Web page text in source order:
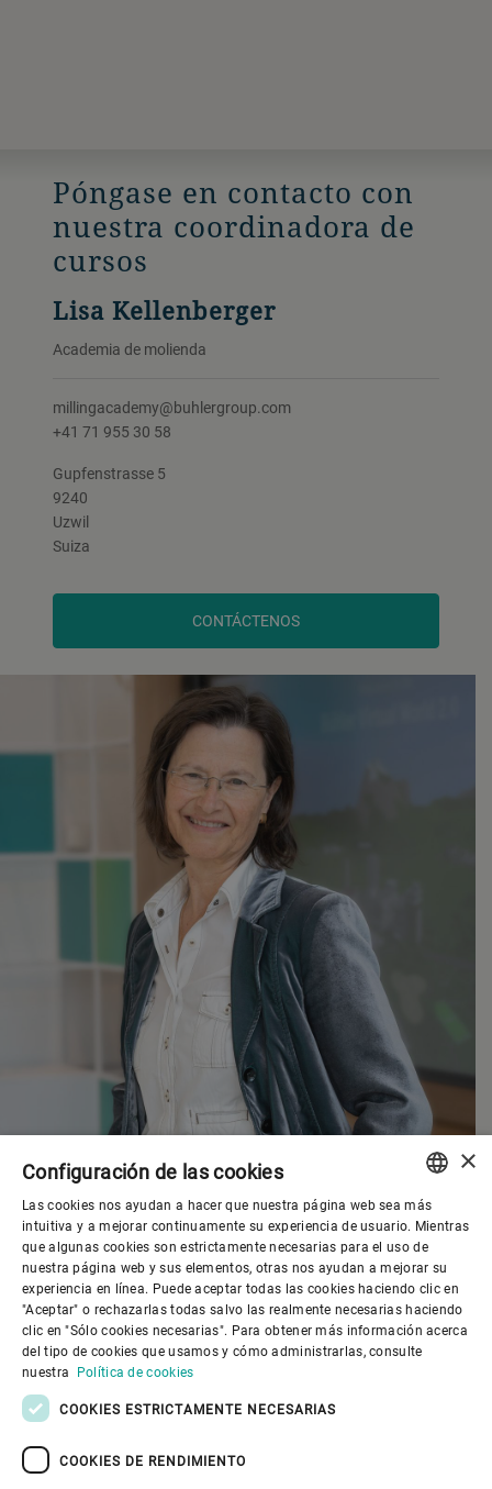
Póngase en contacto con
nuestra coordinadora de
cursos
Lisa Kellenberger
Academia de molienda
millingacademy@buhlergroup.com
+41 71 955 30 58
Gupfenstrasse 5
9240
Uzwil
Suiza
CONTÁCTENOS
Gobierno corporativo
El mundo de Bühler
ENGLISH
SPANISH
GERMAN
FRENCH
×
Configuración de las cookies
Las cookies nos ayudan a hacer que nuestra página web sea más
intuitiva y a mejorar continuamente su experiencia de usuario. Mientras
que algunas cookies son estrictamente necesarias para el uso de
nuestra página web y sus elementos, otras nos ayudan a mejorar su
experiencia en línea. Puede aceptar todas las cookies haciendo clic en
"Aceptar" o rechazarlas todas salvo las realmente necesarias haciendo
clic en "Sólo cookies necesarias". Para obtener más información acerca
del tipo de cookies que usamos y cómo administrarlas, consulte
nuestra Política de cookies
COOKIES ESTRICTAMENTE NECESARIAS
COOKIES DE RENDIMIENTO